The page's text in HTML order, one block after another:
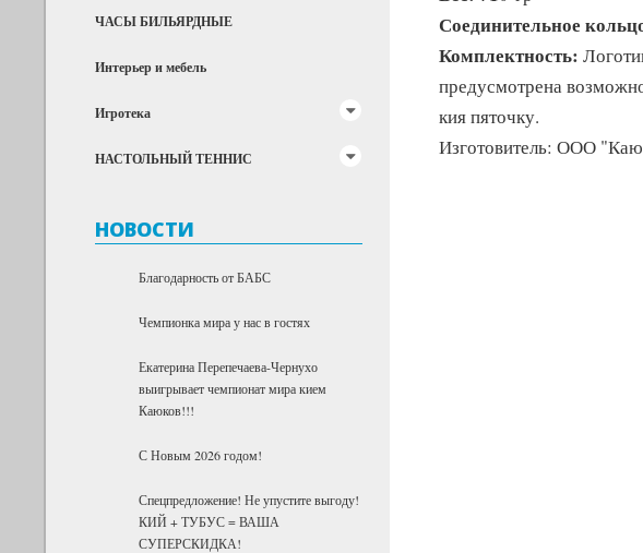
ЧАСЫ БИЛЬЯРДНЫЕ
Интерьер и мебель
Игротека
НАСТОЛЬНЫЙ ТЕННИС
НОВОСТИ
Благодарность от БАБС
Чемпионка мира у нас в гостях
Екатерина Перепечаева-Чернухо
выигрывает чемпионат мира кием
Каюков!!!
С Новым 2026 годом!
Спецпредложение! Не упустите выгоду!
КИЙ + ТУБУС = ВАША
СУПЕРСКИДКА!
Соединительное
Комплектность:
предусмотрена
кия пяточку.
Изготовитель: ООО